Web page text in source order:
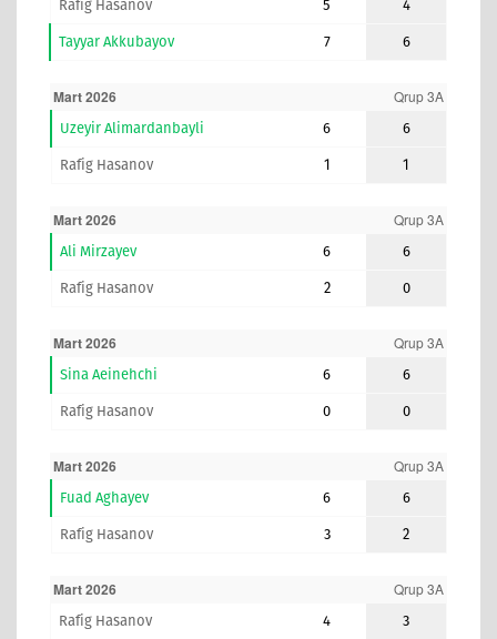
Rafig Hasanov 5 4
Tayyar Akkubayov 7 6
Mart 2026 Qrup 3A
Uzeyir Alimardanbayli 6 6
Rafig Hasanov 1 1
Mart 2026 Qrup 3A
Ali Mirzayev 6 6
Rafig Hasanov 2 0
Mart 2026 Qrup 3A
Sina Aeinehchi 6 6
Rafig Hasanov 0 0
Mart 2026 Qrup 3A
Fuad Aghayev 6 6
Rafig Hasanov 3 2
Mart 2026 Qrup 3A
Rafig Hasanov 4 3